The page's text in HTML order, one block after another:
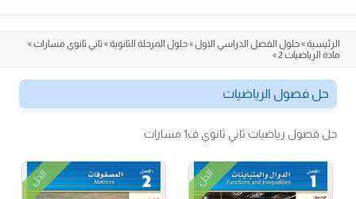
الرئيسية»حلول الفصل الدراسي الاول»حلول المرحلة الثانوية» ثاني ثانوي مسارات»
مادة الرياضيات 2
»
حل فصول الرياضيات
حل فصول رياضيات ثاني ثانوي ف1 مسارات
الحل الحل